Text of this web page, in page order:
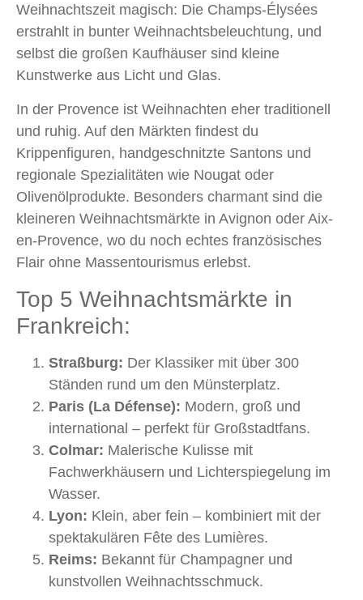
Weihnachtszeit magisch: Die Champs-Élysées
erstrahlt in bunter Weihnachtsbeleuchtung, und
selbst die großen Kaufhäuser sind kleine
Kunstwerke aus Licht und Glas.
In der Provence ist Weihnachten eher traditionell
und ruhig. Auf den Märkten findest du
Krippenfiguren, handgeschnitzte Santons und
regionale Spezialitäten wie Nougat oder
Olivenölprodukte. Besonders charmant sind die
kleineren Weihnachtsmärkte in Avignon oder Aix-
en-Provence, wo du noch echtes französisches
Flair ohne Massentourismus erlebst.
Top 5 Weihnachtsmärkte in
Frankreich:
Straßburg: Der Klassiker mit über 300
Ständen rund um den Münsterplatz.
Paris (La Défense): Modern, groß und
international – perfekt für Großstadtfans.
Colmar: Malerische Kulisse mit
Fachwerkhäusern und Lichterspiegelung im
Wasser.
Lyon: Klein, aber fein – kombiniert mit der
spektakulären Fête des Lumières.
Reims: Bekannt für Champagner und
kunstvollen Weihnachtsschmuck.